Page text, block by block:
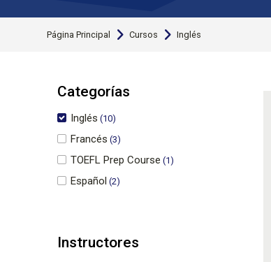
Página Principal Cursos Inglés
Categorías
Inglés (10)
Francés (3)
TOEFL Prep Course (1)
Español (2)
Instructores